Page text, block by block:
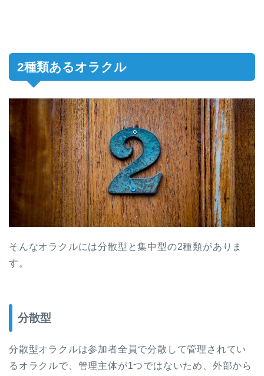
2種類あるオラクル
そんなオラクルには分散型と集中型の2種類がありま
す。
分散型
分散型オラクルは参加者全員で分散して管理されてい
るオラクルで、管理主体が1つではないため、外部から